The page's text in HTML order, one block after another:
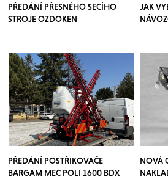
PŘEDÁNÍ PŘESNÉHO SECÍHO
STROJE OZDOKEN
JAK
PŘEDÁNÍ POSTŘIKOVAČE
BARGAM MEC POLI 1600 BDX
NOVÁ